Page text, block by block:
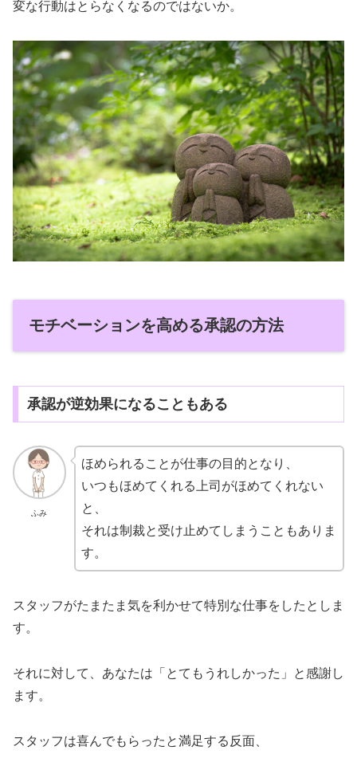
変な行動はとらなくなるのではないか。
モチベーションを高める承認の方法
承認が逆効果になることもある
ふみ
ほめられることが仕事の目的となり、
いつもほめてくれる上司がほめてくれない
と、
それは制裁と受け止めてしまうこともありま
す。
スタッフがたまたま気を利かせて特別な仕事をしたとしま
す。
それに対して、あなたは「とてもうれしかった」と感謝し
ます。
スタッフは喜んでもらったと満足する反面、